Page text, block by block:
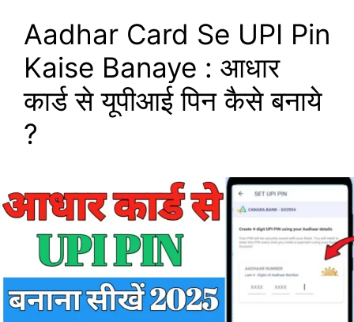
Aadhar Card Se UPI Pin
Kaise Banaye : आधार
कार्ड से यूपीआई पिन कैसे बनाये
?